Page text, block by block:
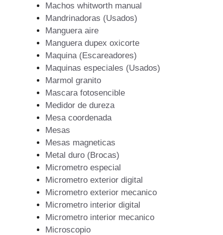
Machos whitworth manual
Mandrinadoras (Usados)
Manguera aire
Manguera dupex oxicorte
Maquina (Escareadores)
Maquinas especiales (Usados)
Marmol granito
Mascara fotosencible
Medidor de dureza
Mesa coordenada
Mesas
Mesas magneticas
Metal duro (Brocas)
Micrometro especial
Micrometro exterior digital
Micrometro exterior mecanico
Micrometro interior digital
Micrometro interior mecanico
Microscopio